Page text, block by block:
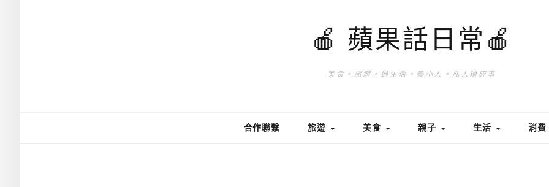
🍎 蘋果話日常🍎
美食。旅遊。過生活。養小人。凡人瑣碎事
合作聯繫 旅遊 美食 親子 生活 消費